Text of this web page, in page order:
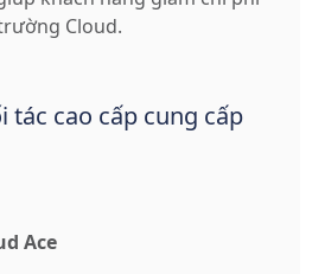
Cloud.
tác cao cấp cung cấp
Ace